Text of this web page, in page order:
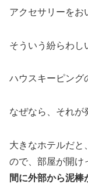
アクセサリーをお
そういう紛らわし
ハウスキーピング
なぜなら、それが
大きなホテルだと
ので、部屋が開け
間に外部から泥棒